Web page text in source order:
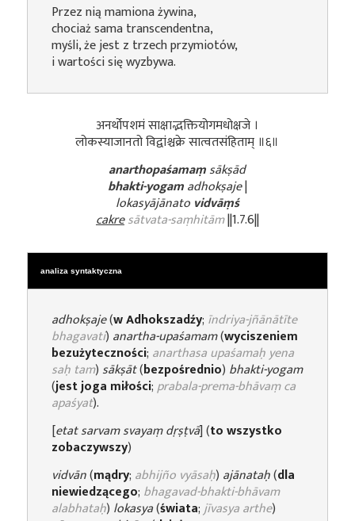
Przez nią mamiona żywina,
chociaż sama transcendentna,
myśli, że jest z trzech przymiotów,
i wartości się wyzbywa.
अनर्थोपशमं साक्षाद्भक्तियोगमधोक्षजे ।
लोकस्याजानतो विद्वांश्चक्रे सात्वतसंहिताम् ॥६॥
anarthopaśamaṃsākṣād
bhakti-yogamadhokṣaje|
lokasyājānato vidvāṃś
cakresātvata-saṃhitām||1.7.6||
analiza syntaktyczna
adhokṣaje(w Adhokszadźy; īndriya-jñānātīte
bhagavati) anartha-upaśamam(wyciszeniem
bezużyteczności; anarthasa upaśamaḥ yena
saḥ tam)sākṣāt(bezpośrednio) bhakti-yogam
(jest joga miłości;prabala-prema-bhāvaṃ ca
apaśyat).
[etat sarvam svayaṃ dṛṣṭvā] (to wszystko
zobaczywszy)
vidvān(mądry; abhijño vyāsaḥ) ajānataḥ(dla
niewiedzącego; bhagavad-bhakti-bhāvam
alabhataḥ) lokasya(świata;jīvasya arthe)